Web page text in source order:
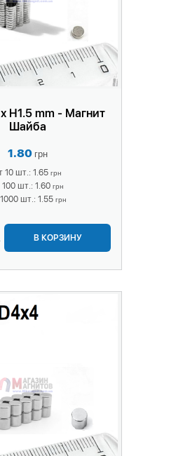
H1.5 mm - Магнит
Шайба
1.80 грн
10 шт.: 1.65 грн
100 шт.: 1.60 грн
шт.: 1.55 грн
В КОРЗИНУ